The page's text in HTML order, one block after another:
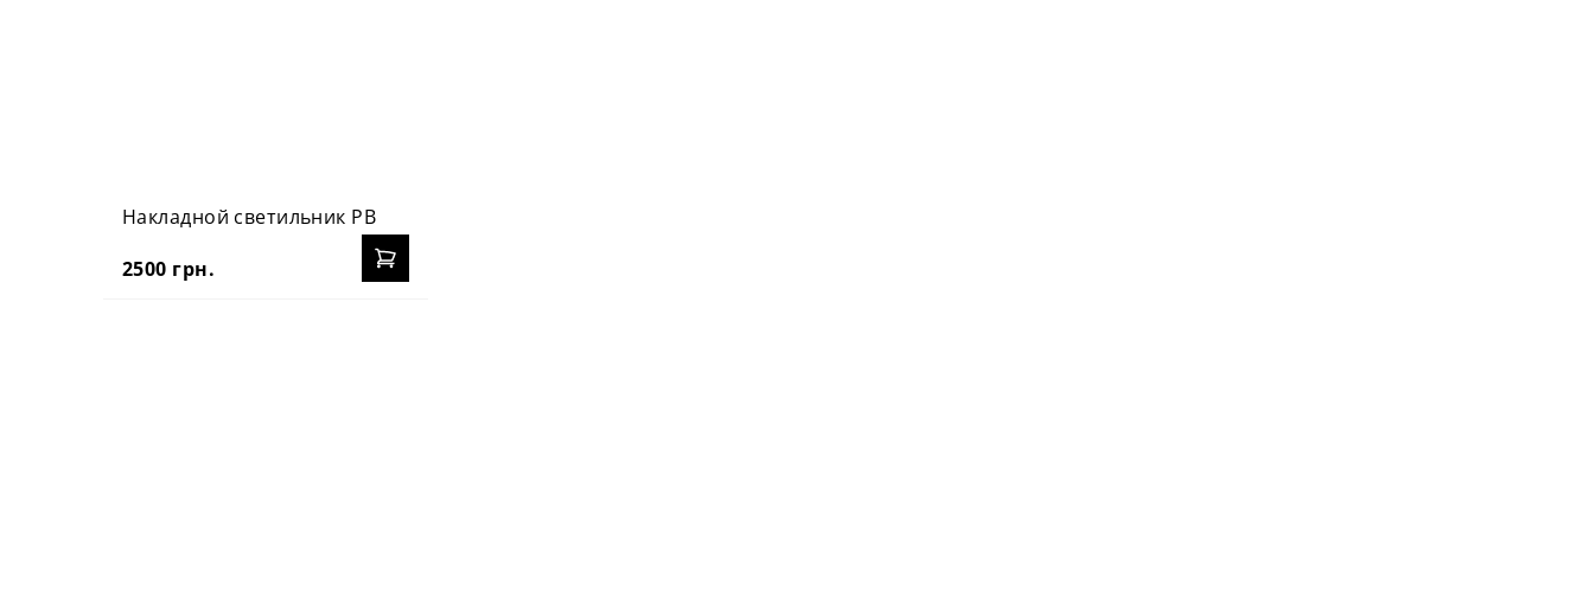
Накладной светильник PB
2500 грн.